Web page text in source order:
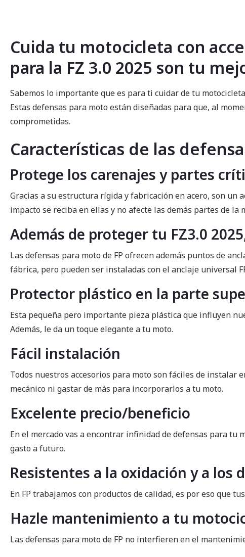
la
galería
imágenes
Cuida tu motocicleta con
para la FZ 3.0 2025 son tu
Sabemos lo importante que es para ti cuidar de tu
Estas defensas para moto están diseñadas para que, al
comprometidas.
Características de las
Protege los carenajes y partes
Gracias a su estructura rígida y fabricación en acero, son un
impacto se reciba en ellas y no afecte las demás partes de la
Además de proteger tu FZ3.0
Las defensas para moto de FP ofrecen además puntos de
fábrica, pero pueden ser instaladas con el anclaje universal
Protector plástico en la parte
Esta pequeña pero importante pieza plástica que influyen
Además, le da un toque elegante a tu moto.
Fácil instalación
Todos nuestros accesorios para moto son fáciles de instalar
mecánico ni gastar de más para incorporarlos a tu moto.
Excelente precio/beneficio
En el mercado vas a encontrar infinidad de defensas para tu
gasto a futuro.
Resistentes a la oxidación y a los
En FP trabajamos con productos de calidad, es por eso que
Hazle mantenimiento a tu
Las defensas para moto de FP no interfieren en el